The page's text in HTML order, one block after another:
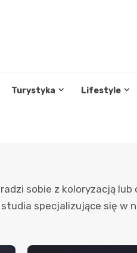
Turystyka Lifestyle
sobie z koloryzacją lub
specjalizujące się w